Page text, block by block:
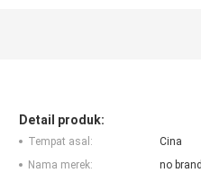
Detail produk:
Tempat asal:
Cina
Nama merek:
no